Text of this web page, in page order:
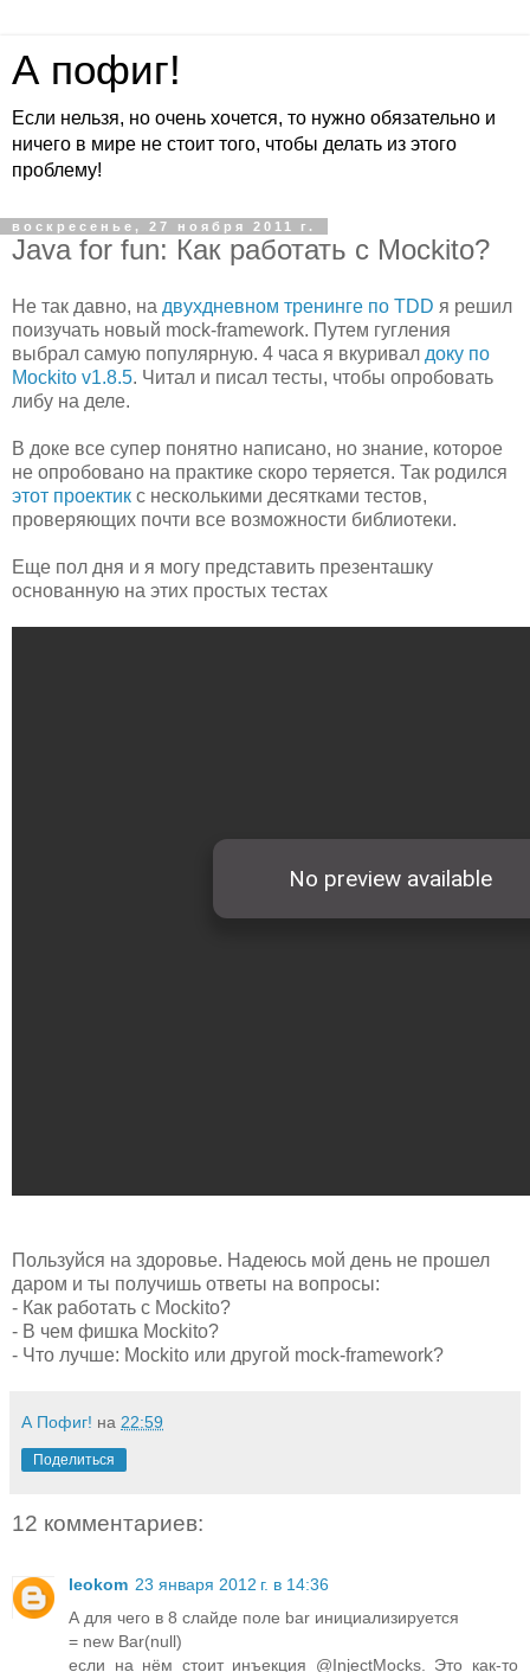
А пофиг!
Если нельзя, но очень хочется, то нужно обязательно и
ничего в мире не стоит того, чтобы делать из этого
проблему!
воскресенье, 27 ноября 2011 г.
Java for fun: Как работать с Mockito?
Не так давно, на двухдневном тренинге по TDD я решил
поизучать новый mock-framework. Путем гугления
выбрал самую популярную. 4 часа я вкуривал доку по
Mockito v1.8.5. Читал и писал тесты, чтобы опробовать
либу на деле.
В доке все супер понятно написано, но знание, которое
не опробовано на практике скоро теряется. Так родился
этот проектик с несколькими десятками тестов,
проверяющих почти все возможности библиотеки.
Еще пол дня и я могу представить презенташку
основанную на этих простых тестах
Пользуйся на здоровье. Надеюсь мой день не прошел
даром и ты получишь ответы на вопросы:
- Как работать с Mockito?
- В чем фишка Mockito?
- Что лучше: Mockito или другой mock-framework?
А Пофиг! на 22:59
Поделиться
12 комментариев:
leokom 23 января 2012 г. в 14:36
А для чего в 8 слайде поле bar инициализируется
= new Bar(null)
если на нём стоит инъекция @InjectMocks. Это как-то